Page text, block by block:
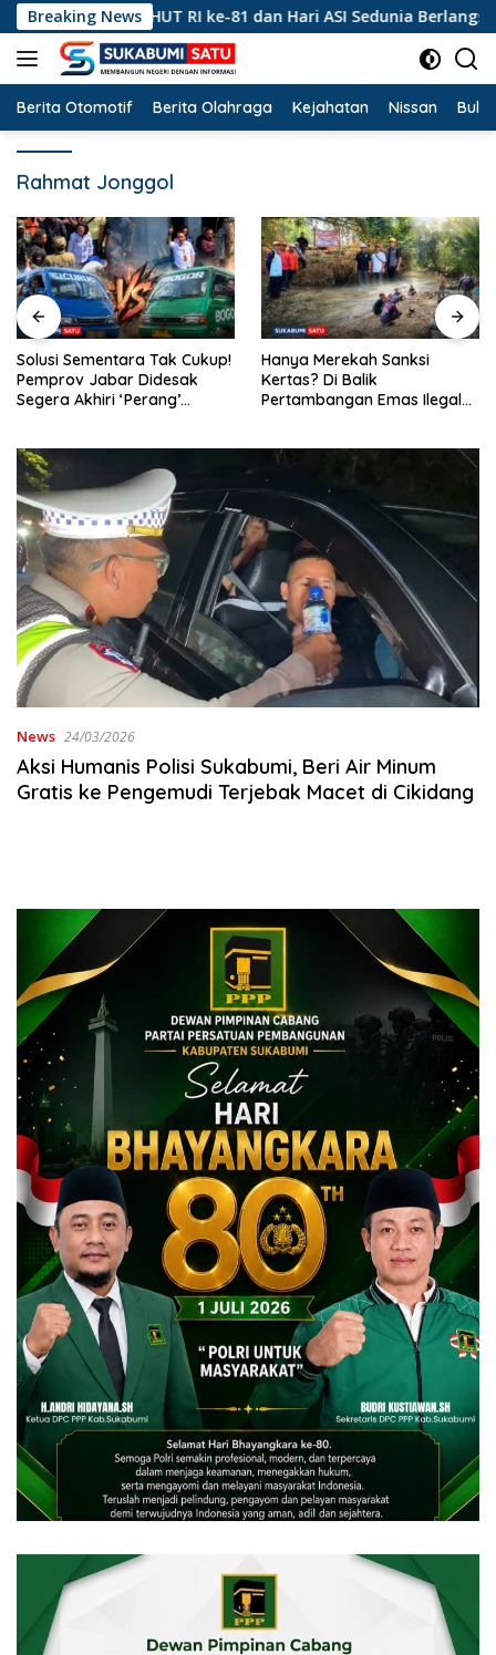
Langsung
ke
konten
Breaking News
HUT RI ke-81 dan Hari ASI Sedunia Berlangsung
Berita Otomotif Berita Olahraga Kejahatan Nissan
Rahmat Jonggol
Solusi Sementara Tak Cukup!
Pemprov Jabar Didesak
Segera Akhiri ‘Perang’
Hanya Merekah Sanksi
Kertas? Di Balik
Pertambangan Emas Ilegal
News 24/03/2026
Aksi Humanis Polisi Sukabumi, Beri Air Minum
Gratis ke Pengemudi Terjebak Macet di Cikidang